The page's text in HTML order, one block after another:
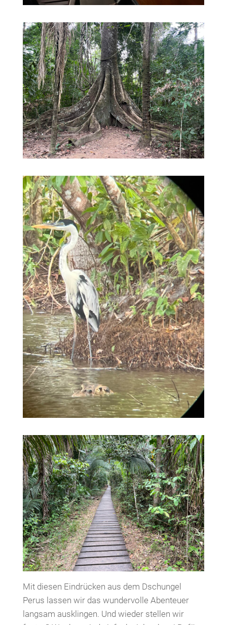
Mit diesen Eindrücken aus dem Dschungel
Perus lassen wir das wundervolle Abenteuer
langsam ausklingen. Und wieder stellen wir